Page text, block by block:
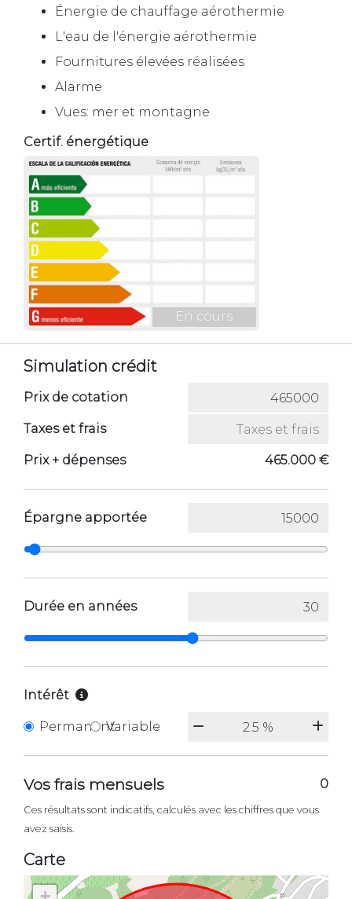
Énergie de chauffage aérothermie
L'eau de l'énergie aérothermie
Fournitures élevées réalisées
Alarme
Vues: mer et montagne
Certif. énergétique
En cours
Simulation crédit
Prix de cotation
Taxes et frais
Prix ​​+ dépenses 465.000 €
Épargne apportée
Durée en années
Intérêt
PermanentVariable
Vos frais mensuels 0
Ces résultats sont indicatifs, calculés avec les chiffres que vous
avez saisis.
Carte